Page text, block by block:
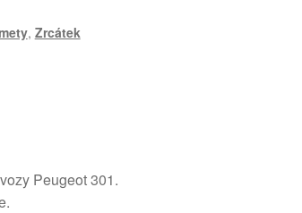
, Zrcátek
Peugeot 301.